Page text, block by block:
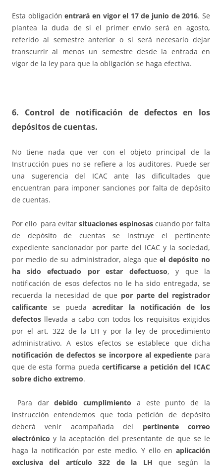
Esta obligaciónentrará en vigor el 17 de junio de 2016. Se
plantea la duda de si el primer envío será en agosto,
referido al semestre anterior o si será necesario dejar
transcurrir al menos un semestre desde la entrada en
vigor de la ley para que la obligación se haga efectiva.
6. Control de notificación de defectos en los
depósitos de cuentas.
No tiene nada que ver con el objeto principal de la
Instrucción pues no se refiere a los auditores. Puede ser
una sugerencia del ICAC ante las dificultades que
encuentran para imponer sanciones por falta de depósito
de cuentas.
Por ello para evitar situaciones espinosas cuando por falta
de depósito de cuentas se instruye el pertinente
expediente sancionador por parte del ICAC y la sociedad,
por medio de su administrador, alega queel depósito no
ha sido efectuado por estar defectuoso, y que la
notificación de esos defectos no le ha sido entregada, se
recuerda la necesidad de que por parte del registrador
calificante se puedaacreditar la notificación de los
defectos llevada a cabo con todos los requisitos exigidos
por el art. 322 de la LH y por la ley de procedimiento
administrativo. A estos efectos se establece que dicha
notificación de defectos se incorpore al expediente para
que de esta forma puedacertificarse a petición del ICAC
sobre dicho extremo.
Para dardebido cumplimiento a este punto de la
instrucción entendemos que toda petición de depósito
deberá venir acompañada del pertinente correo
electrónico y la aceptación del presentante de que se le
haga la notificación por este medio. Y ello en aplicación
exclusiva del artículo 322 de la LH que según la